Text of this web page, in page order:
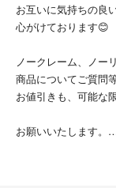
お互いに気持ちの良
心がけております😊
ノークレーム、ノー
商品についてご質問
お値引きも、可能な
お願いいたします。